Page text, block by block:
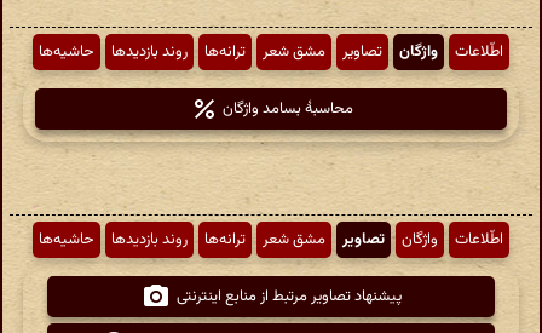
اطّلاعات واژگان تصاویر مشق شعر ترانه‌ها روند بازدیدها حاشیه‌ها
محاسبهٔ بسامد واژگان
اطّلاعات واژگان تصاویر مشق شعر ترانه‌ها روند بازدیدها حاشیه‌ها
پیشنهاد تصاویر مرتبط از منابع اینترنتی